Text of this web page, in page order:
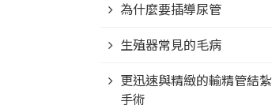
為什麼要插導尿管
生殖器常見的毛病
更迅速與精緻的輸精管結紮
手術